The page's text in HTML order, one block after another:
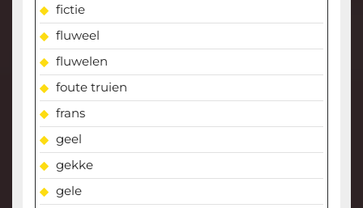
fictie
fluweel
fluwelen
foute truien
frans
geel
gekke
gele